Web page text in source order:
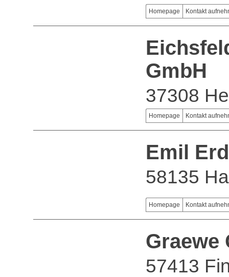
Homepage Kontakt
GmbH
37308
Homepage Kontakt
Emil
58135
Homepage Kontakt
Graewe
57413